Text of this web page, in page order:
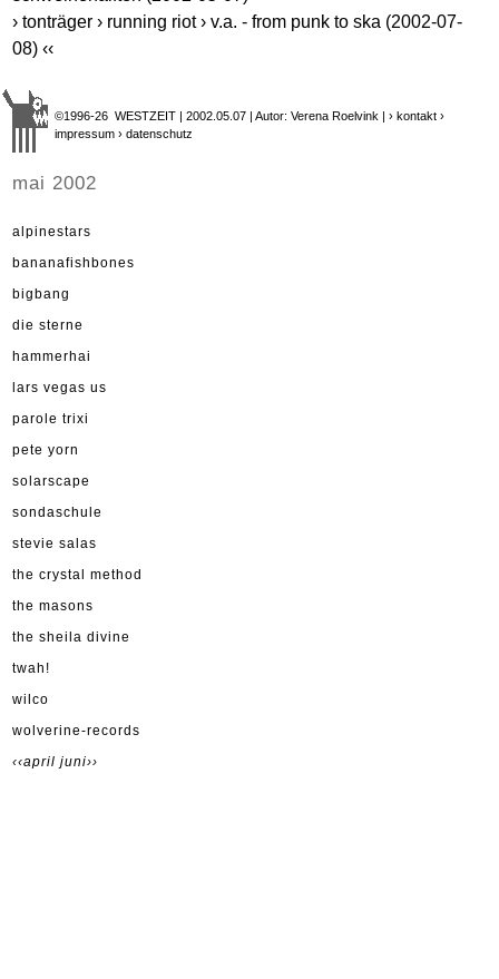
› tonträger › running riot › v.a. - from punk to ska (2002-07-
08) ‹‹
©1996-26 WESTZEIT | 2002.05.07 | Autor: Verena Roelvink |› kontakt ›
impressum › datenschutz
mai 2002
alpinestars
bananafishbones
bigbang
die sterne
hammerhai
lars vegas us
parole trixi
pete yorn
solarscape
sondaschule
stevie salas
the crystal method
the masons
the sheila divine
twah!
wilco
wolverine-records
‹‹april juni››